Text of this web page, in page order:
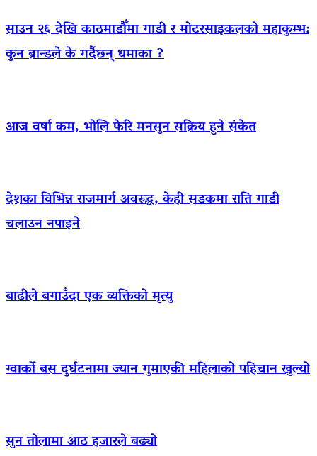
साउन २६ देखि काठमाडौँमा गाडी र मोटरसाइकलको महाकुम्भ:
कुन ब्रान्डले के गर्दैछन् धमाका ?
आज वर्षा कम, भोलि फेरि मनसुन सक्रिय हुने संकेत
देशका विभिन्न राजमार्ग अवरुद्ध, केही सडकमा राति गाडी
चलाउन नपाइने
बाढीले बगाउँदा एक व्यक्तिको मृत्यु
ग्वार्को बस दुर्घटनामा ज्यान गुमाएकी महिलाको पहिचान खुल्यो
सुन तोलामा आठ हजारले बढ्यो